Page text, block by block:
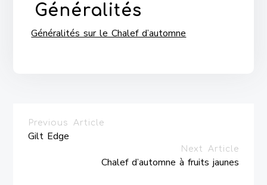
Généralités
Généralités sur le Chalef d’automne
Previous Article
Gilt Edge
Next Article
Chalef d’automne à fruits jaunes